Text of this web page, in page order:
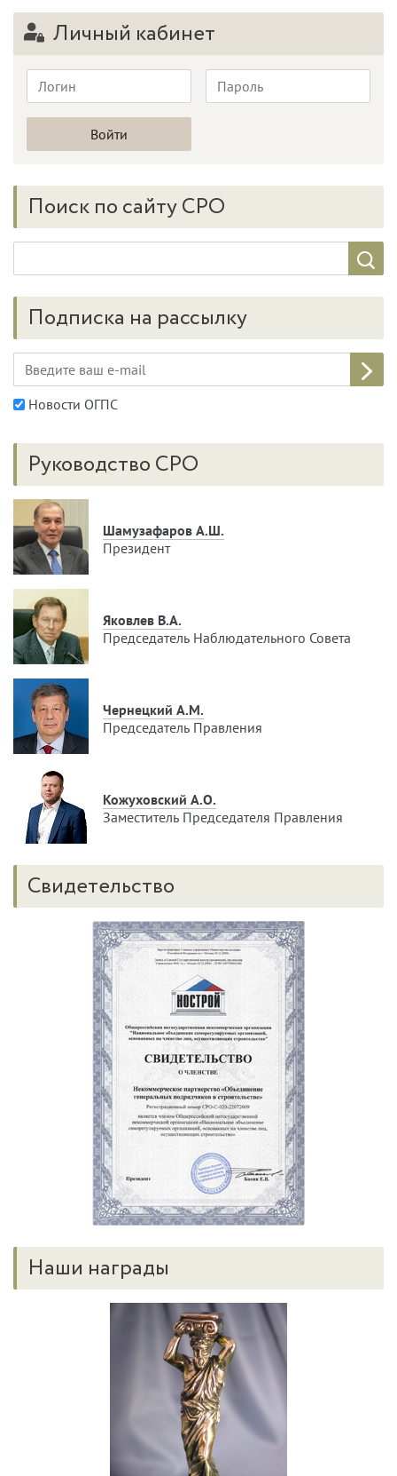
Личный кабинет
Поиск по сайту СРО
Подписка на рассылку
Новости ОГПС
Руководство СРО
Шамузафаров А.Ш.
Президент
Яковлев В.А.
Председатель Наблюдательного Совета
Чернецкий А.М.
Председатель Правления
Кожуховский А.О.
Заместитель Председателя Правления
Свидетельство
Наши награды